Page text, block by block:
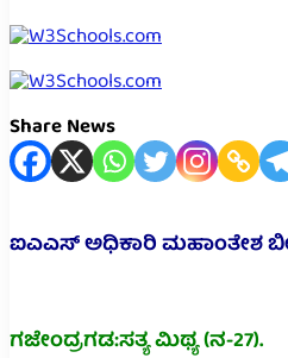
Share News
ಐಎಎಸ್ ಅಧಿಕಾರಿ ಮಹಾಂತೇಶ
ಗಜೇಂದ್ರಗಡ:ಸತ್ಯ ಮಿಥ್ಯ (ನ-27).